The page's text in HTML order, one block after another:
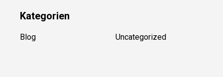
Kategorien
Blog Uncategorized